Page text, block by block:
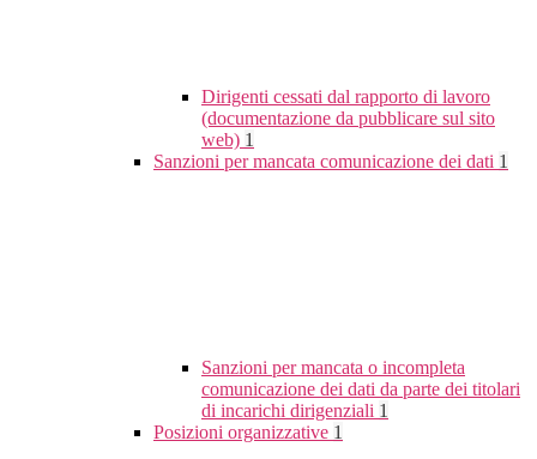
Dirigenti cessati dal rapporto di lavoro
(documentazione da pubblicare sul sito
web) 1
Sanzioni per mancata comunicazione dei dati 1
Sanzioni per mancata o incompleta
comunicazione dei dati da parte dei titolari
di incarichi dirigenziali 1
Posizioni organizzative 1